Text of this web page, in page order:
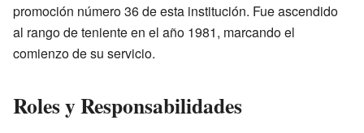
promoción número 36 de esta institución. Fue ascendido
al rango de teniente en el año 1981, marcando el
comienzo de su servicio.
Roles y Responsabilidades